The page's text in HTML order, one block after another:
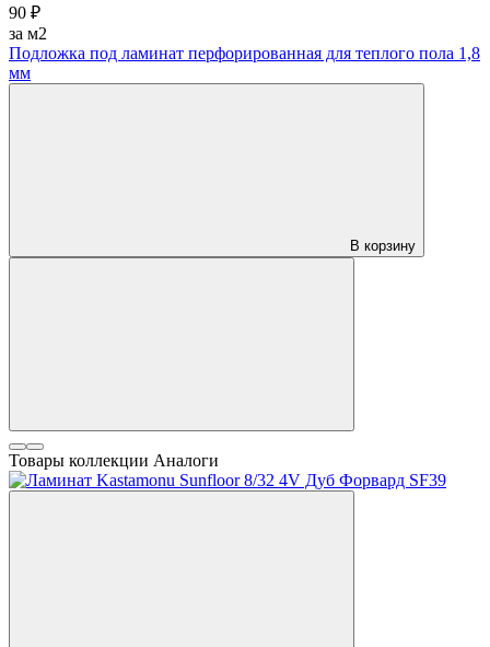
90 ₽
за м2
Подложка под ламинат перфорированная для теплого пола 1,8
мм
В корзину
Товары коллекции Аналоги